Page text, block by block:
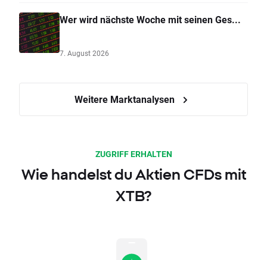
Wer wird nächste Woche mit seinen Ges...
7. August 2026
Weitere Marktanalysen
ZUGRIFF ERHALTEN
Wie handelst du Aktien CFDs mit
XTB?